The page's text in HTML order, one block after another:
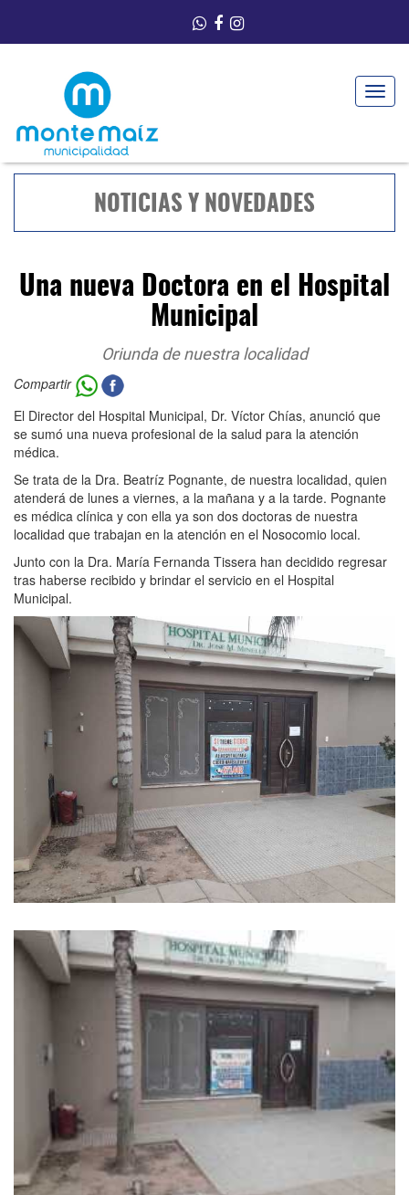
Toggle
NOTICIAS Y NOVEDADES
Una nueva Doctora en el Hospital
Municipal
Oriunda de nuestra localidad
Compartir
El Director del Hospital Municipal, Dr. Víctor Chías, anunció que
se sumó una nueva profesional de la salud para la atención
médica.
Se trata de la Dra. Beatríz Pognante, de nuestra localidad, quien
atenderá de lunes a viernes, a la mañana y a la tarde. Pognante
es médica clínica y con ella ya son dos doctoras de nuestra
localidad que trabajan en la atención en el Nosocomio local.
Junto con la Dra. María Fernanda Tissera han decidido regresar
tras haberse recibido y brindar el servicio en el Hospital
Municipal.